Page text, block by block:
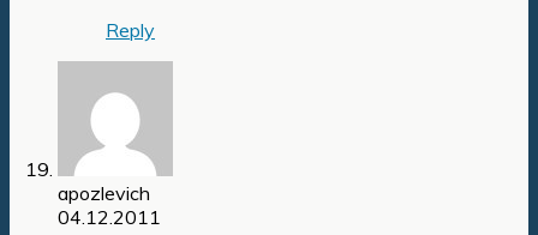
Reply
apozlevich
04.12.2011